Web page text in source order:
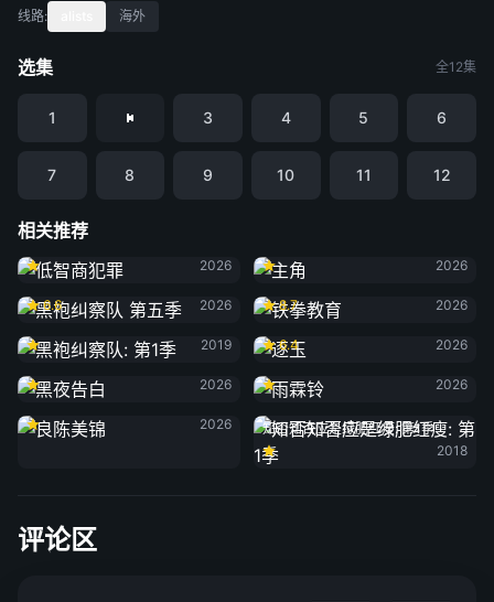
线路: 海外
选集 全12集
1 3 4 5 6
7 8 9 10 11 12
相关推荐
低智商犯罪
2026
2026
黑袍纠察队 第五季
6.6
2026
铁拳教育
8.7
2026
黑袍纠察队: 第1季
2019
逐玉
6.4
2026
黑夜告白
2026
雨霖铃
2026
良陈美锦
2026
知否知否应是绿肥红瘦: 第1季
2018
评论区